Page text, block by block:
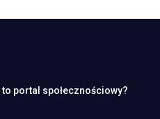
to portal społecznościowy?